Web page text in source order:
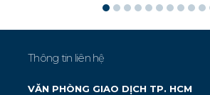
Thông tin liên hệ
VĂN PHÒNG GIAO DỊCH TP. HCM